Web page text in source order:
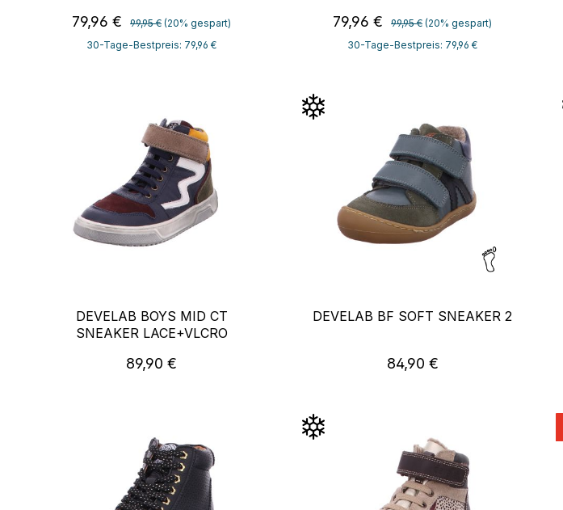
Verkaufspreis:
79,96 € Regulärer Preis:
99,95 € (20% gespart)
30-Tage-Bestpreis: 79,96 €
Verkaufspreis:
79,96 € Regulärer Preis:
99,95 € (20% gespart)
30-Tage-Bestpreis: 79,96 €
DEVELAB BOYS MID CT
SNEAKER LACE+VLCRO
Regulärer Preis:
89,90 €
DEVELAB BF SOFT SNEAKER 2
Regulärer Preis:
84,90 €